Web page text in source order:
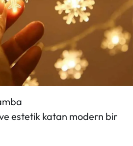
estetik katan modern bir